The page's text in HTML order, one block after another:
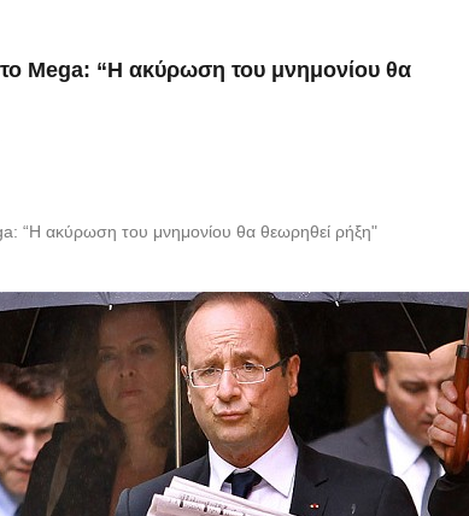
Mega: “Η ακύρωση του μνημονίου θα
“Η ακύρωση του μνημονίου θα θεωρηθεί ρήξη"